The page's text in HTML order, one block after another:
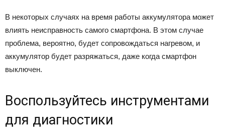
В некоторых случаях на время работы аккумулятора может
влиять неисправность самого смартфона. В этом случае
проблема, вероятно, будет сопровождаться нагревом, и
аккумулятор будет разряжаться, даже когда смартфон
выключен.
Воспользуйтесь инструментами
для диагностики